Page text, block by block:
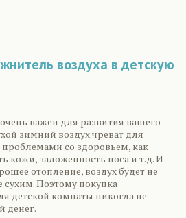
воздуха в детскую
важен для развития вашего
зимний воздух чреват для
со здоровьем, как
кожи, заложенность носа и т.д. И
отопление, воздух будет не
Поэтому покупка
детской комнаты никогда не
денег.